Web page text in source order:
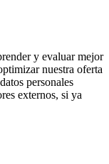
y evaluar mejor
nuestra oferta
personales
externos, si ya